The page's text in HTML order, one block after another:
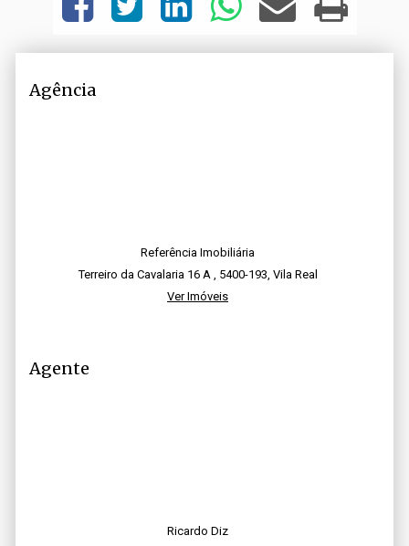
Agência
Referência Imobiliária
Terreiro da Cavalaria 16 A , 5400-193, Vila Real
Ver Imóveis
Agente
Ricardo Diz